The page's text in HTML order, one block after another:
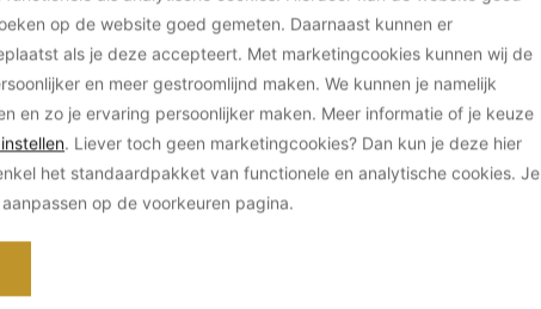
op de website goed gemeten. Daarnaast kunnen er
als je deze accepteert. Met marketingcookies kunnen wij de
en meer gestroomlijnd maken. We kunnen je namelijk
en zo je ervaring persoonlijker maken. Meer informatie of je keuze
. Liever toch geen marketingcookies? Dan kun je deze hier
het standaardpakket van functionele en analytische cookies. Je
op de voorkeuren pagina.